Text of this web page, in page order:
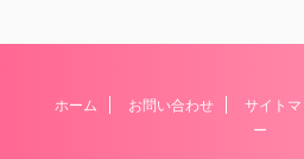
ホーム お問い合わせ サイト
ー